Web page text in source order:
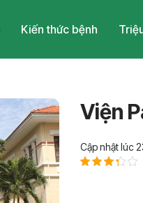
Kiến thức bệnh
Viện
Cập nhật lúc